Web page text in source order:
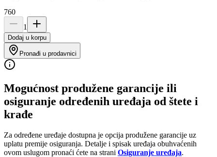
760
1
Dodaj u korpu
Pronađi u prodavnici
Mogućnost produžene garancije ili
osiguranje određenih uređaja od štete i
krađe
Za određene uređaje dostupna je opcija produžene garancije uz
uplatu premije osiguranja. Detalje i spisak uređaja obuhvaćenih
ovom uslugom pronaći ćete na strani Osiguranje uređaja.